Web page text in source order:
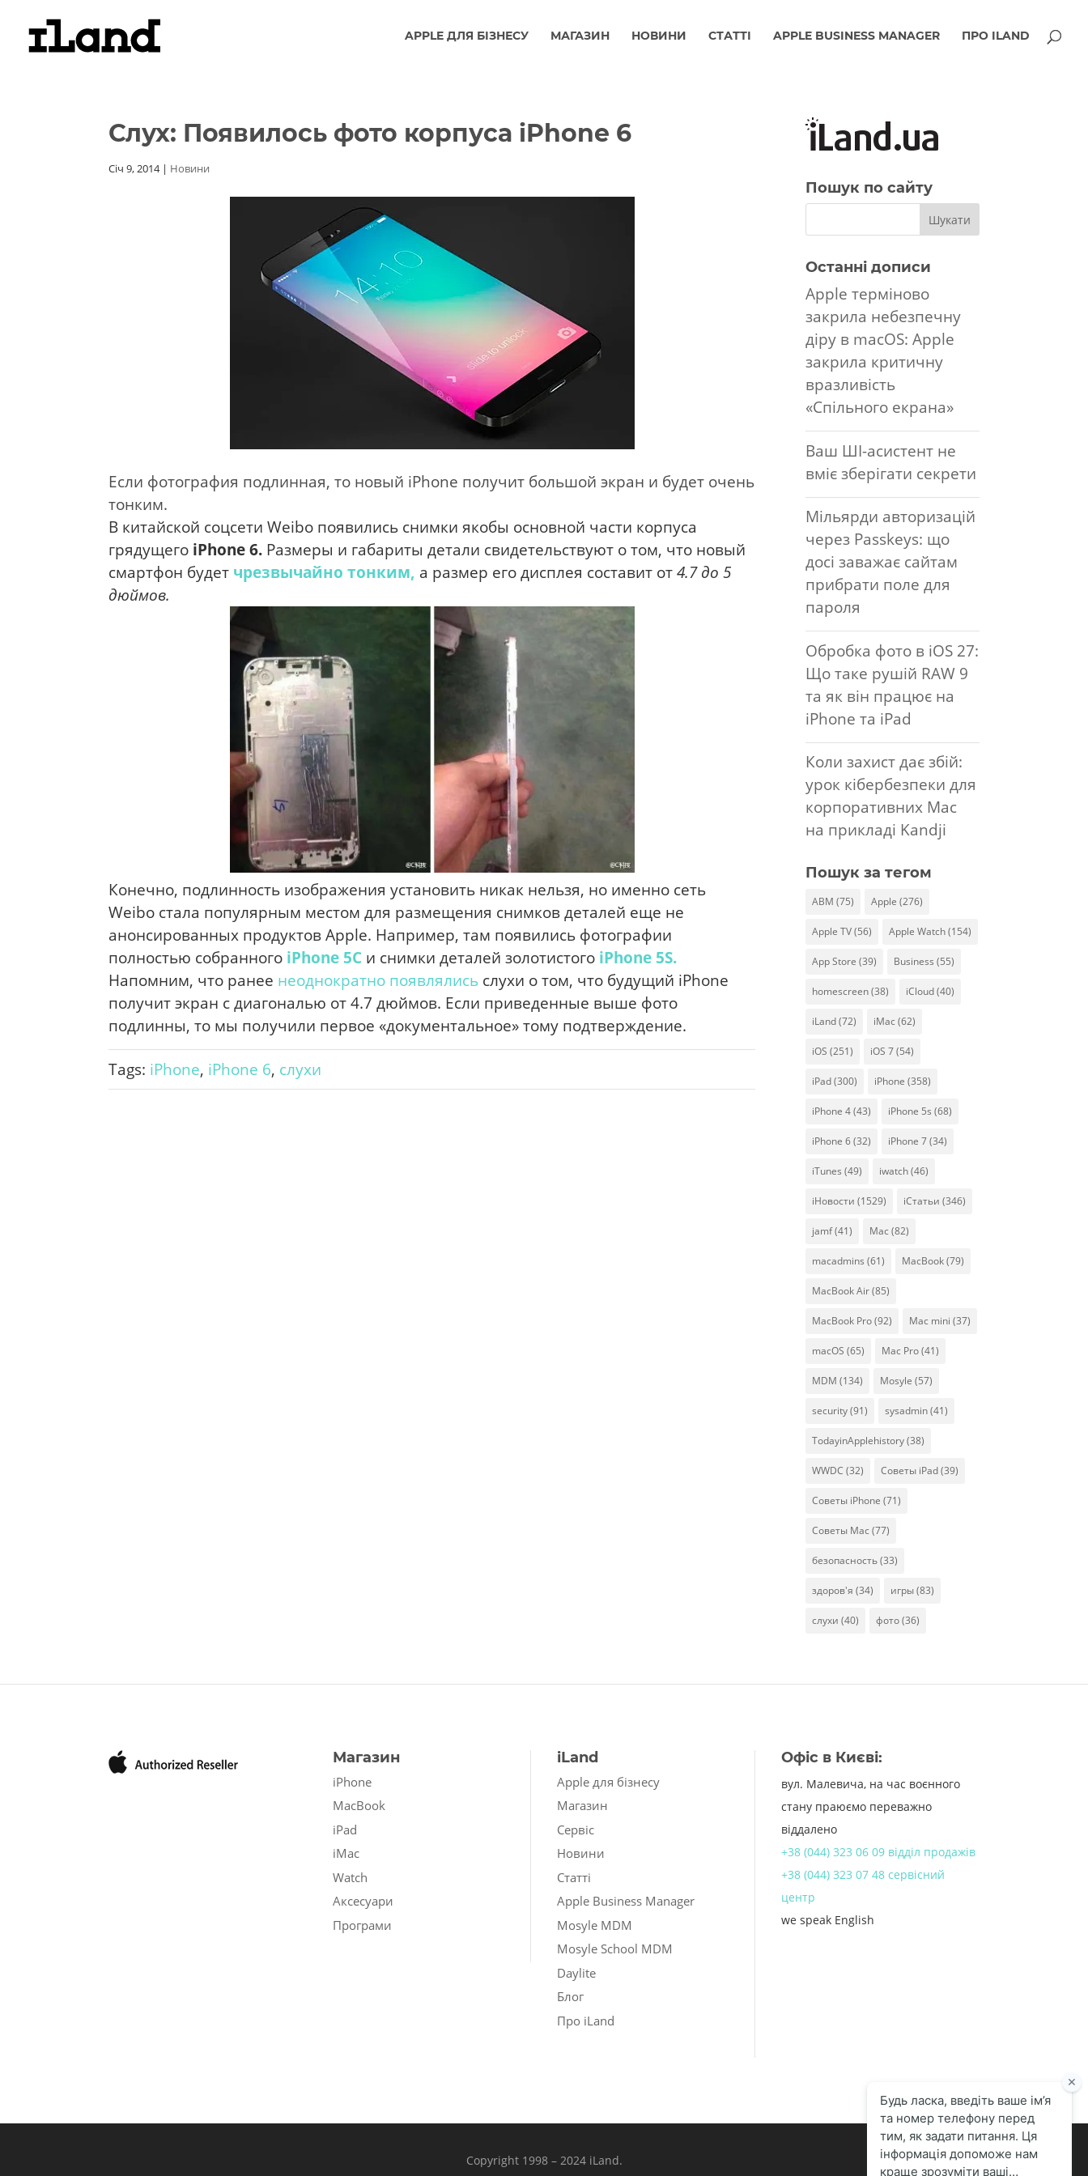
APPLE ДЛЯ БІЗНЕСУ МАГАЗИН НОВИНИ СТАТТІ APPLE BUSINESS MANAGER ПРО ILAND
Слух: Появилось фото корпуса iPhone 6
Січ 9, 2014| Новини
Если фотография подлинная, то новый iPhone получит большой экран и будет очень
тонким.
В китайской соцсети Weibo появились снимки якобы основной части корпуса
грядущего iPhone 6. Размеры и габариты детали свидетельствуют о том, что новый
смартфон будет чрезвычайно тонким, а размер его дисплея составит от4.7 до 5
дюймов.
Конечно, подлинность изображения установить никак нельзя, но именно сеть
Weibo стала популярным местом для размещения снимков деталей еще не
анонсированных продуктов Apple. Например, там появились фотографии
полностью собранного iPhone 5C и снимки деталей золотистого iPhone 5S.
Напомним, что ранее неоднократно появлялись слухи о том, что будущий iPhone
получит экран с диагональю от 4.7 дюймов. Если приведенные выше фото
подлинны, то мы получили первое «документальное» тому подтверждение.
Tags: iPhone, iPhone 6, слухи
Пошук по сайту
Останні дописи
Apple терміново
закрила небезпечну
діру в macOS: Apple
закрила критичну
вразливість
«Спільного екрана»
Ваш ШІ-асистент не
вміє зберігати секрети
Мільярди авторизацій
через Passkeys: що
досі заважає сайтам
прибрати поле для
пароля
Обробка фото в iOS 27:
Що таке рушій RAW 9
та як він працює на
iPhone та iPad
Коли захист дає збій:
урок кібербезпеки для
корпоративних Mac
на прикладі Kandji
Пошук за тегом
ABM (75) Apple (276)
Apple TV(56) Apple Watch(154)
App Store (39) Business (55)
homescreen(38) iCloud(40)
iLand(72) iMac (62)
iOS (251) iOS 7(54)
iPad(300) iPhone (358)
iPhone 4(43) iPhone 5s (68)
iPhone 6(32) iPhone 7(34)
iTunes (49) iwatch(46)
iНовости (1529) iСтатьи (346)
jamf(41) Mac (82)
macadmins (61) MacBook(79)
MacBook Air(85)
MacBook Pro(92) Mac mini (37)
macOS (65) Mac Pro(41)
MDM (134) Mosyle (57)
security(91) sysadmin(41)
TodayinApplehistory(38)
WWDC (32) Советы iPad(39)
Советы iPhone (71)
Советы Mac (77)
безопасность(33)
здоров'я (34) игры(83)
слухи (40) фото(36)
Магазин
iPhone
MacBook
iPad
iMac
Watch
Аксесуари
Програми
iLand
Apple для бізнесу
Магазин
Сервіс
Новини
Статті
Apple Business Manager
Mosyle MDM
Mosyle School MDM
Daylite
Блог
Про iLand
Офіс в Києві:
вул. Малевича, на час воєнного
стану праюємо переважно
віддалено
+38 (044) 323 06 09 відділ продажів
+38 (044) 323 07 48 сервісний
центр
we speak English
Copyright 1998 – 2024 iLand.